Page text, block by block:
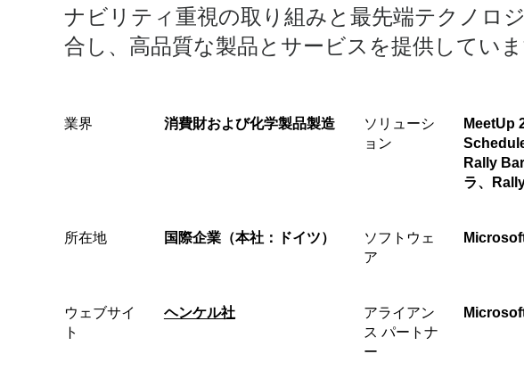
シ
ン
ナビリティ重視の取り組みと最先端テクノロ
合し、高品質な製品とサービスを提供していま
業界 消費財および化学製品製造
ソリューシ
ョン
MeetUp
Rally
ラ、
所在地 国際企業（本社：ドイツ）
ソフトウェ
ア
ウェブサイ
ト
ヘンケル社
アライアン
ス パートナ
ー